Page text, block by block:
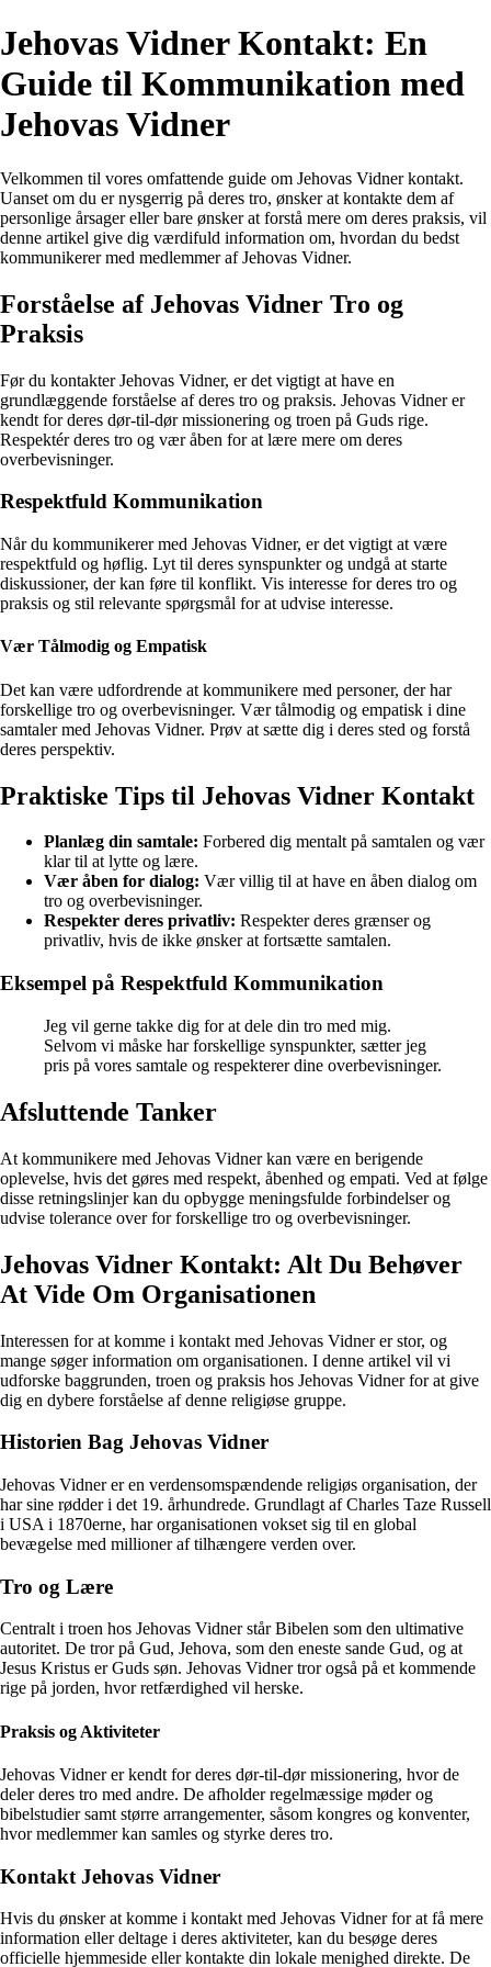
Jehovas Vidner Kontakt: En
Guide til Kommunikation med
Jehovas Vidner
Velkommen til vores omfattende guide om Jehovas Vidner kontakt.
Uanset om du er nysgerrig på deres tro, ønsker at kontakte dem af
personlige årsager eller bare ønsker at forstå mere om deres praksis, vil
denne artikel give dig værdifuld information om, hvordan du bedst
kommunikerer med medlemmer af Jehovas Vidner.
Forståelse af Jehovas Vidner Tro og
Praksis
Før du kontakter Jehovas Vidner, er det vigtigt at have en
grundlæggende forståelse af deres tro og praksis. Jehovas Vidner er
kendt for deres dør-til-dør missionering og troen på Guds rige.
Respektér deres tro og vær åben for at lære mere om deres
overbevisninger.
Respektfuld Kommunikation
Når du kommunikerer med Jehovas Vidner, er det vigtigt at være
respektfuld og høflig. Lyt til deres synspunkter og undgå at starte
diskussioner, der kan føre til konflikt. Vis interesse for deres tro og
praksis og stil relevante spørgsmål for at udvise interesse.
Vær Tålmodig og Empatisk
Det kan være udfordrende at kommunikere med personer, der har
forskellige tro og overbevisninger. Vær tålmodig og empatisk i dine
samtaler med Jehovas Vidner. Prøv at sætte dig i deres sted og forstå
deres perspektiv.
Praktiske Tips til Jehovas Vidner Kontakt
Planlæg din samtale: Forbered dig mentalt på samtalen og vær
klar til at lytte og lære.
Vær åben for dialog: Vær villig til at have en åben dialog om
tro og overbevisninger.
Respekter deres privatliv: Respekter deres grænser og
privatliv, hvis de ikke ønsker at fortsætte samtalen.
Eksempel på Respektfuld Kommunikation
Jeg vil gerne takke dig for at dele din tro med mig.
Selvom vi måske har forskellige synspunkter, sætter jeg
pris på vores samtale og respekterer dine overbevisninger.
Afsluttende Tanker
At kommunikere med Jehovas Vidner kan være en berigende
oplevelse, hvis det gøres med respekt, åbenhed og empati. Ved at følge
disse retningslinjer kan du opbygge meningsfulde forbindelser og
udvise tolerance over for forskellige tro og overbevisninger.
Jehovas Vidner Kontakt: Alt Du Behøver
At Vide Om Organisationen
Interessen for at komme i kontakt med Jehovas Vidner er stor, og
mange søger information om organisationen. I denne artikel vil vi
udforske baggrunden, troen og praksis hos Jehovas Vidner for at give
dig en dybere forståelse af denne religiøse gruppe.
Historien Bag Jehovas Vidner
Jehovas Vidner er en verdensomspændende religiøs organisation, der
har sine rødder i det 19. århundrede. Grundlagt af Charles Taze Russell
i USA i 1870erne, har organisationen vokset sig til en global
bevægelse med millioner af tilhængere verden over.
Tro og Lære
Centralt i troen hos Jehovas Vidner står Bibelen som den ultimative
autoritet. De tror på Gud, Jehova, som den eneste sande Gud, og at
Jesus Kristus er Guds søn. Jehovas Vidner tror også på et kommende
rige på jorden, hvor retfærdighed vil herske.
Praksis og Aktiviteter
Jehovas Vidner er kendt for deres dør-til-dør missionering, hvor de
deler deres tro med andre. De afholder regelmæssige møder og
bibelstudier samt større arrangementer, såsom kongres og konventer,
hvor medlemmer kan samles og styrke deres tro.
Kontakt Jehovas Vidner
Hvis du ønsker at komme i kontakt med Jehovas Vidner for at få mere
information eller deltage i deres aktiviteter, kan du besøge deres
officielle hjemmeside eller kontakte din lokale menighed direkte. De